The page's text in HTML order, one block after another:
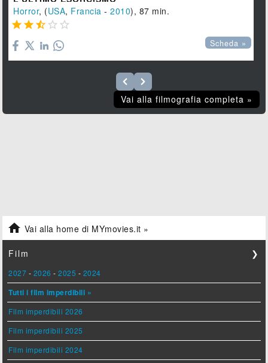
Horror, (USA, Francia -2010), 87 min.
    
Scheda »
Vai alla filmografia completa »
 Vai alla home di MYmovies.it »
Film ❯
2027 - 2026 -2025 - 2024
Tutti i film imperdibili »
Film imperdibili 2026
Film imperdibili 2025
Film imperdibili 2024